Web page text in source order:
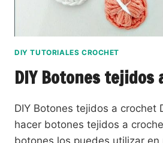
DIY TUTORIALES CROCHET
DIY Botones tejidos
DIY Botones tejidos a crochet
hacer botones tejidos a
botones los puedes utilizar en